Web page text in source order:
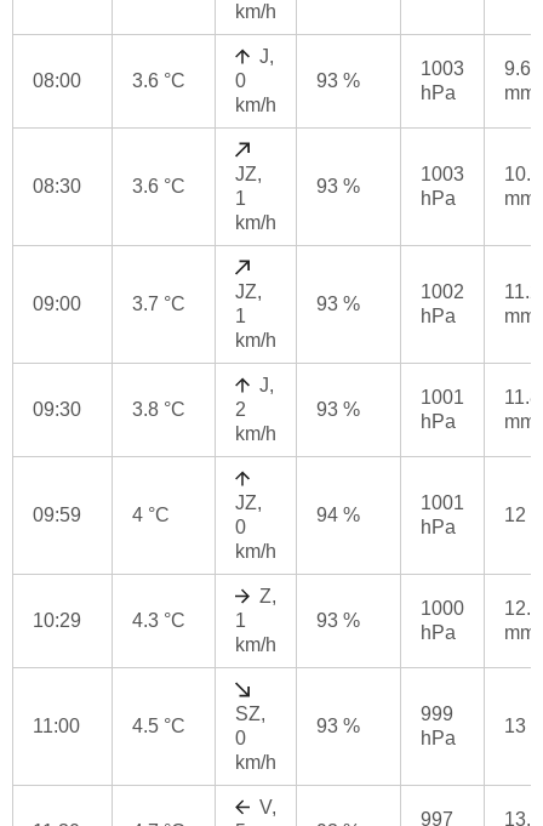
km/h
08:00 3.6 °C
J,
0
km/h
93 %
1003
hPa
9.6
mm
08:30 3.6 °C
JZ,
1
km/h
93 %
1003
hPa
10.2
mm
09:00 3.7 °C
JZ,
1
km/h
93 %
1002
hPa
11.2
mm
09:30 3.8 °C
J,
2
km/h
93 %
1001
hPa
11.8
mm
09:59 4 °C
JZ,
0
km/h
94 %
1001
hPa
12
10:29 4.3 °C
Z,
1
km/h
93 %
1000
hPa
12.6
mm
11:00 4.5 °C
SZ,
0
km/h
93 %
999
hPa
13
V,
997 13.8